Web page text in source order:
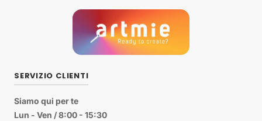
SERVIZIO CLIENTI
Siamo qui per te
Lun - Ven / 8:00 - 15:30